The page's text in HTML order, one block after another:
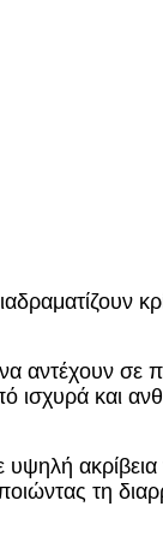
αντέχουν σε
ισχυρά και
υψηλή
τη